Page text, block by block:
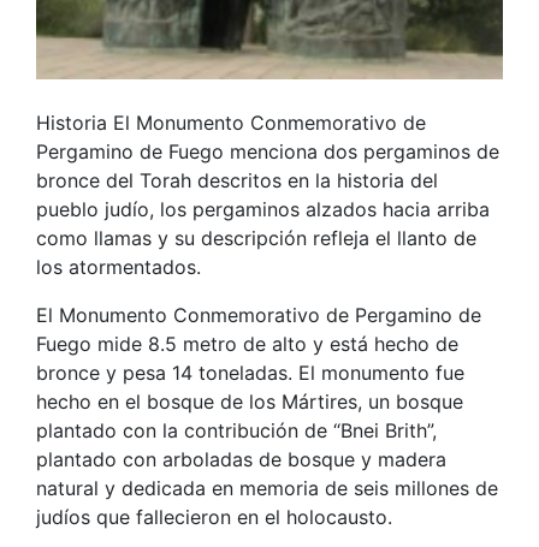
Historia El Monumento Conmemorativo de
Pergamino de Fuego menciona dos pergaminos de
bronce del Torah descritos en la historia del
pueblo judío, los pergaminos alzados hacia arriba
como llamas y su descripción refleja el llanto de
los atormentados.
El Monumento Conmemorativo de Pergamino de
Fuego mide 8.5 metro de alto y está hecho de
bronce y pesa 14 toneladas. El monumento fue
hecho en el bosque de los Mártires, un bosque
plantado con la contribución de “Bnei Brith”,
plantado con arboladas de bosque y madera
natural y dedicada en memoria de seis millones de
judíos que fallecieron en el holocausto.